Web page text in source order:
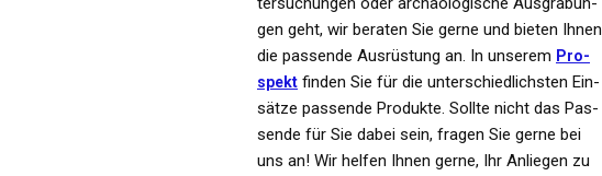
gen geht, wir bera­ten Sie gerne und bieten Ihnen
die pas­sen­de Aus­rüs­tung an. In unse­rem Pro­
spekt finden Sie für die unter­schied­lichs­ten Ein­
sät­ze pas­sen­de Pro­duk­te. Sollte nicht das Pas­
sen­de für Sie dabei sein, fragen Sie gerne bei
uns an! Wir helfen Ihnen gerne, Ihr Anlie­gen zu